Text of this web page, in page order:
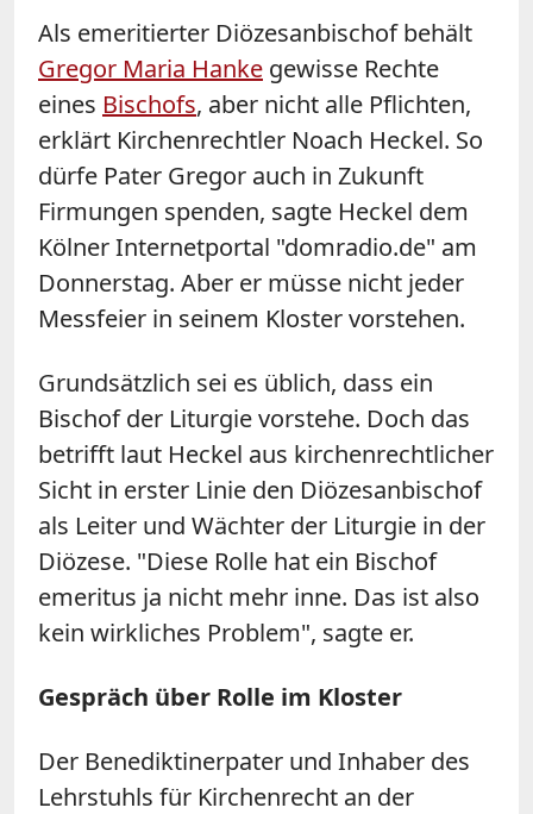
Als emeritierter Diözesanbischof behält
Gregor Maria Hanke gewisse Rechte
eines Bischofs, aber nicht alle Pflichten,
erklärt Kirchenrechtler Noach Heckel. So
dürfe Pater Gregor auch in Zukunft
Firmungen spenden, sagte Heckel dem
Kölner Internetportal "domradio.de" am
Donnerstag. Aber er müsse nicht jeder
Messfeier in seinem Kloster vorstehen.
Grundsätzlich sei es üblich, dass ein
Bischof der Liturgie vorstehe. Doch das
betrifft laut Heckel aus kirchenrechtlicher
Sicht in erster Linie den Diözesanbischof
als Leiter und Wächter der Liturgie in der
Diözese. "Diese Rolle hat ein Bischof
emeritus ja nicht mehr inne. Das ist also
kein wirkliches Problem", sagte er.
Gespräch über Rolle im Kloster
Der Benediktinerpater und Inhaber des
Lehrstuhls für Kirchenrecht an der